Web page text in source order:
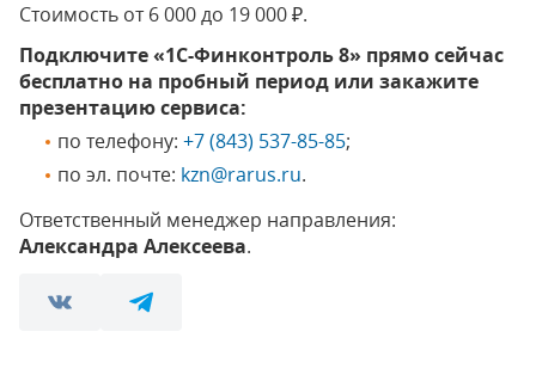
Стоимость от 6 000 до 19 000 ₽.
Подключите «1С-Финконтроль 8» прямо сейчас
бесплатно на пробный период или закажите
презентацию сервиса:
по телефону: +7 (843) 537-85-85;
по эл. почте: kzn@rarus.ru.
Ответственный менеджер направления:
Александра Алексеева.